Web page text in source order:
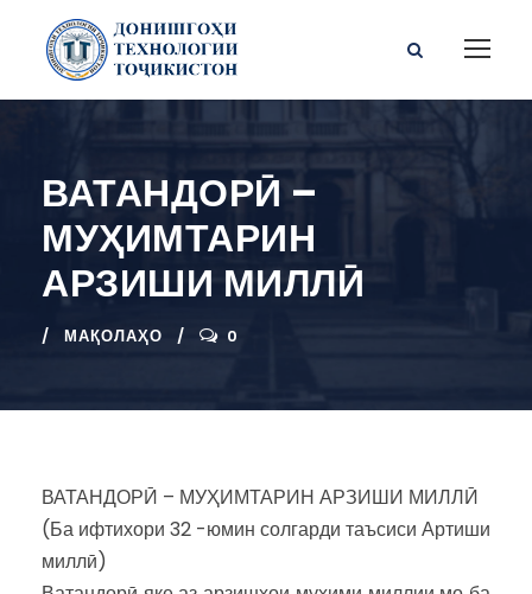
ВАТАНДОРӢ –
МУҲИМТАРИН
АРЗИШИ МИЛЛӢ
МАҚОЛАҲО 0
ВАТАНДОРӢ – МУҲИМТАРИН АРЗИШИ МИЛЛӢ
(Ба ифтихори 32 -юмин солгарди таъсиси Артиши
миллӣ)